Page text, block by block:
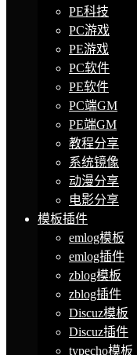
PE科技
PC游戏
PE游戏
PC软件
PE软件
PC端GM
PE端GM
教程分享
系统镜像
动漫分享
电影分享
模板插件
emlog模板
emlog插件
zblog模板
zblog插件
Discuz模板
Discuz插件
typecho模板